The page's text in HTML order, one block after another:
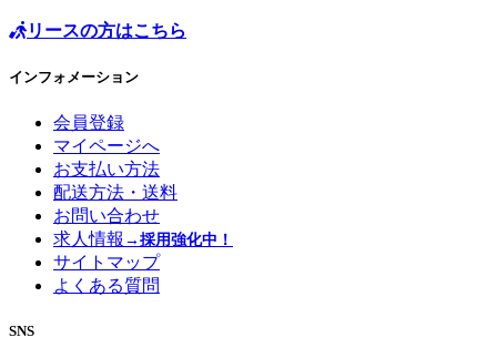
リースの方はこちら
インフォメーション
会員登録
マイページへ
お支払い方法
配送方法・送料
お問い合わせ
求人情報 →採用強化中！
サイトマップ
よくある質問
SNS